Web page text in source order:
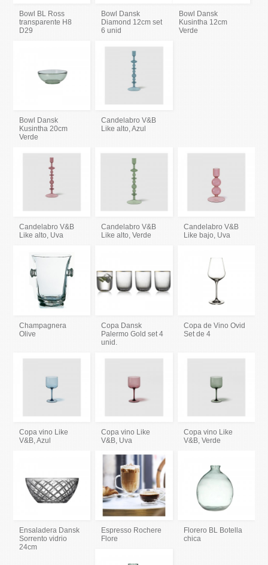
Bowl BL Ross
transparente H8
D29
Bowl Dansk
Diamond 12cm set
6 unid
Bowl Dansk
Kusintha 12cm
Verde
Bowl Dansk
Kusintha 20cm
Verde
Candelabro V&B
Like alto, Azul
Candelabro V&B
Like alto, Uva
Candelabro V&B
Like alto, Verde
Candelabro V&B
Like bajo, Uva
Champagnera
Olive
Copa Dansk
Palermo Gold set 4
unid.
Copa de Vino Ovid
Set de 4
Copa vino Like
V&B, Azul
Copa vino Like
V&B, Uva
Copa vino Like
V&B, Verde
Ensaladera Dansk
Sorrento vidrio
24cm
Espresso Rochere
Flore
Florero BL Botella
chica